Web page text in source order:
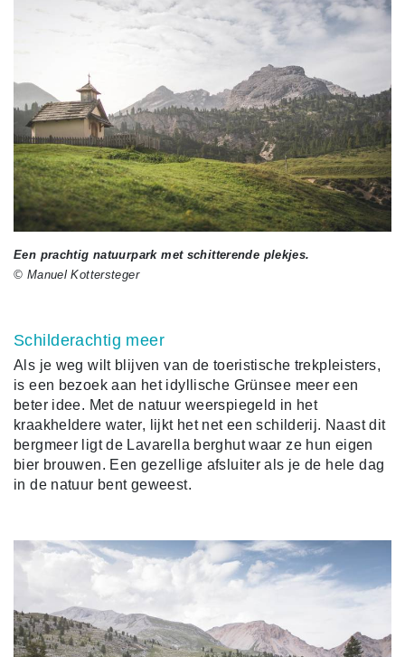
Een prachtig natuurpark met schitterende plekjes.
© Manuel Kottersteger
Schilderachtig meer
Als je weg wilt blijven van de toeristische trekpleisters,
is een bezoek aan het idyllische Grünsee meer een
beter idee. Met de natuur weerspiegeld in het
kraakheldere water, lijkt het net een schilderij. Naast dit
bergmeer ligt de Lavarella berghut waar ze hun eigen
bier brouwen. Een gezellige afsluiter als je de hele dag
in de natuur bent geweest.